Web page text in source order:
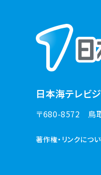
日本海テレビ
〒680-8572 鳥
著作権・リンクにつ